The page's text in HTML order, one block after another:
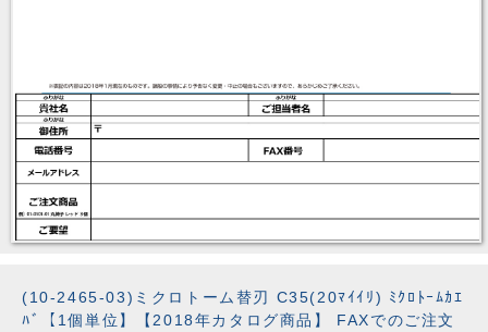
(10-2465-03)ミクロトーム替刃 C35(20ﾏｲｲﾘ) ﾐｸﾛﾄｰﾑｶｴ
ﾊﾞ【1個単位】【2018年カタログ商品】 FAXでのご注文